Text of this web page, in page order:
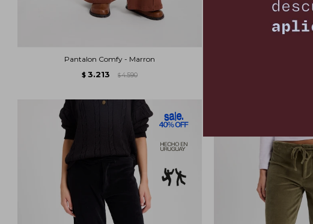
Pantalon Comfy - Marron
$ 3.213 $ 4.590